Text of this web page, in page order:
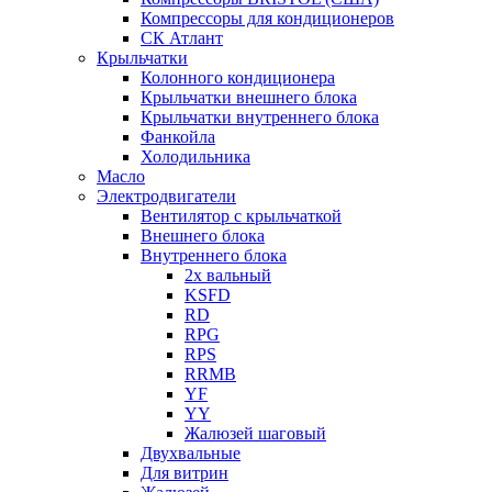
Компрессоры для кондиционеров
СК Атлант
Крыльчатки
Колонного кондиционера
Крыльчатки внешнего блока
Крыльчатки внутреннего блока
Фанкойла
Холодильника
Масло
Электродвигатели
Вентилятор с крыльчаткой
Внешнего блока
Внутреннего блока
2х вальный
KSFD
RD
RPG
RPS
RRMB
YF
YY
Жалюзей шаговый
Двухвальные
Для витрин